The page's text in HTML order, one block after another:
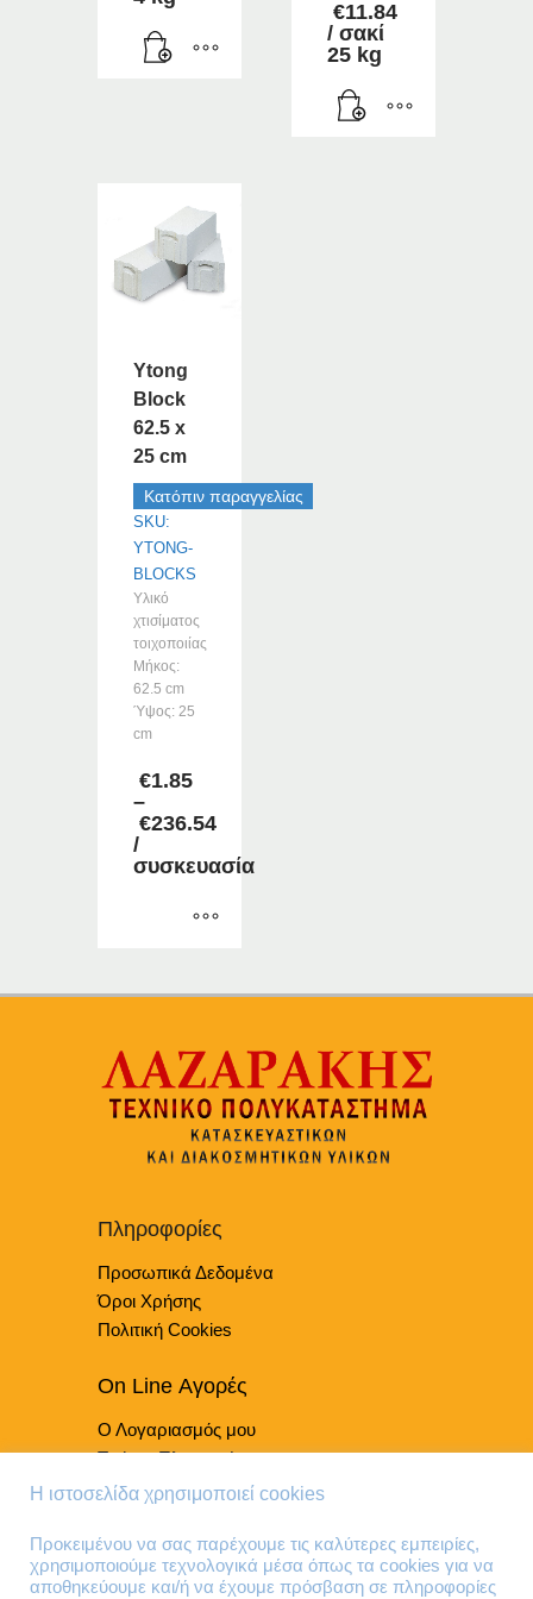
€11.84
/ σακί
25 kg
Ytong
Block
62.5 x
25 cm
Κατόπιν παραγγελίας
SKU:
YTONG-
BLOCKS
Υλικό
χτισίματος
τοιχοποιίας
Μήκος:
62.5 cm
Ύψος: 25
cm
€1.85
–
€236.54
Price
range:
through
/
συσκευασία
πολλαπλές
παραλλαγές.
μπορούν
επιλεγούν
σελίδα
του
προϊόντος
Πληροφορίες
Προσωπικά Δεδομένα
Όροι Χρήσης
Πολιτική Cookies
On Line Αγορές
Ο Λογαριασμός μου
Τρόποι Πληρωμής
Τρόποι Παράδοσης
Τηλέφωνα Επικοινωνίας
Η ιστοσελίδα χρησιμοποιεί cookies
Προκειμένου να σας παρέχουμε τις καλύτερες εμπειρίες,
χρησιμοποιούμε τεχνολογικά μέσα όπως τα cookies για να
αποθηκεύουμε και/ή να έχουμε πρόσβαση σε πληροφορίες